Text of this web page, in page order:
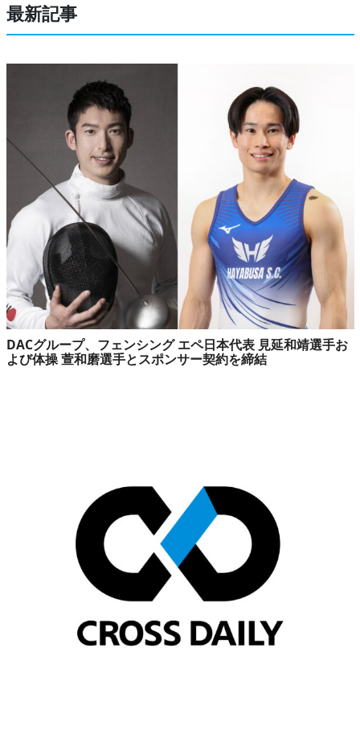
最新記事
DACグループ、フェンシング エペ日本代表 見延和靖選手お
よび体操 萱和磨選手とスポンサー契約を締結